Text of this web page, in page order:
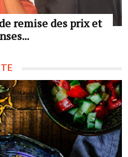
remise des prix et